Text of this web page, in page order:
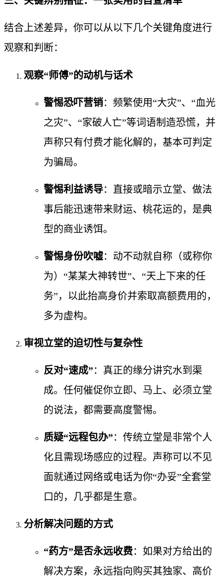
结合上述差异，你可以从以下几个关键角度进行
观察和判断：
观察“师傅”的动机与话术
警惕恐吓营销：频繁使用“大灾”、“血光
之灾”、“家破人亡”等词语制造恐慌，并
声称只有付费才能化解的，基本可判定
为骗局。
警惕利益诱导：直接或暗示立堂、做法
事后能迅速带来财运、桃花运的，是典
型的商业诱饵。
警惕身份吹嘘：动不动就自称（或称你
为）“某某大神转世”、“天上下来的任
务”，以此抬高身价并索取高额费用的，
多为虚构。
审视立堂的迫切性与复杂性
反对“速成”：真正的缘分讲究水到渠
成。任何催促你立即、马上、必须立堂
的说法，都需要高度警惕。
质疑“远程包办”：传统立堂是非常个人
化且需现场感应的过程。声称可以不见
面就通过网络或电话为你“办妥”全套堂
口的，几乎都是生意。
分析解决问题的方式
“药方”是否永远收费：如果对方给出的
解决方案，永远指向购买其独家、高价